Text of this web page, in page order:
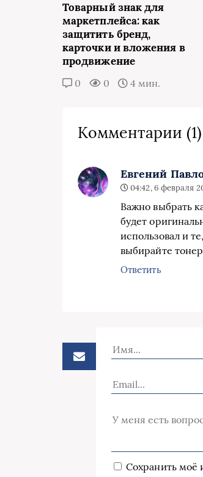
Товарный знак для
маркетплейса: как
защитить бренд,
карточки и вложения в
продвижение
0 0 4 мин.
Комментарии (1)
Евгений
04:42, 6 февраля
Важно выбрать
будет
использовал и
выбирайте
Ответить
Сохранить моё